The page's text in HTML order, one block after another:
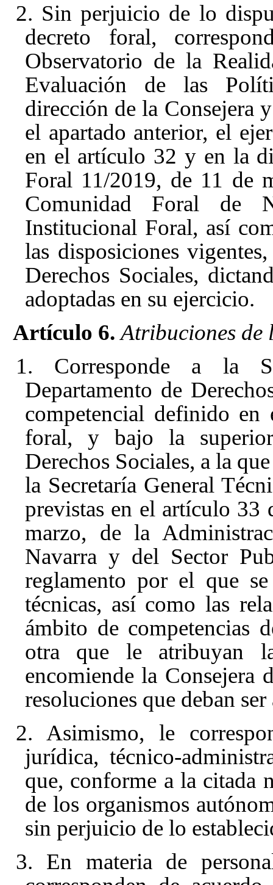
2. Sin perjuicio de lo
decreto foral,
Observatorio de la
Evaluación de las
dirección de la Consejera
el apartado anterior, el
en el artículo 32 y en la
Foral 11/2019, de 11 de
Comunidad Foral de
Institucional Foral, así
las disposiciones
Derechos Sociales,
adoptadas en su ejercicio.
Artículo 6. Atribuciones de
1. Corresponde a la
Departamento de
competencial definido
foral, y bajo la
Derechos Sociales, a la
la Secretaría General
previstas en el artículo 33
marzo, de la
Navarra y del Sector
reglamento por el que se
técnicas, así como las
ámbito de competencias
otra que le atribuyan
encomiende la Consejera
resoluciones que deban
2. Asimismo, le
jurídica, técnico-
que, conforme a la citada
de los organismos
sin perjuicio de lo
3. En materia de